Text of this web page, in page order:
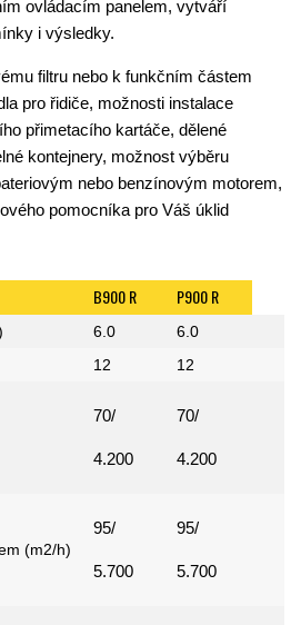
ovládacím panelem, vytváří
i výsledky.
filtru nebo k funkčním částem
pro řidiče, možnosti instalace
přimetacího kartáče, dělené
kontejnery, možnost výběru
nebo benzínovým motorem,
pomocníka pro Váš úklid
B900 R P900 R
6.0
6.0
12 12
70/
4.200
70/
4.200
(m2/h)
95/
5.700
95/
5.700